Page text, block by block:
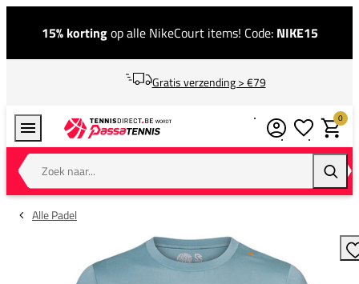
15% kortingop alle NikeCourt items! Code: NIKE15
Gratis verzending > €79
Zoek naar...
0
Alle Padel